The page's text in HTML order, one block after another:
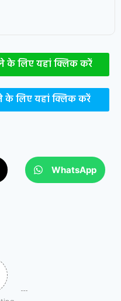
के लिए यहां क्लिक करें
के लिए यहां क्लिक करें
WhatsApp